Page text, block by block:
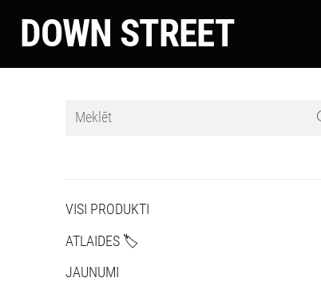
DOWN STREET
VISI PRODUKTI
ATLAIDES 🏷️
JAUNUMI